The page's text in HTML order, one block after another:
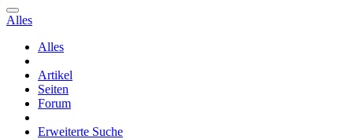
Alles
Alles
Artikel
Seiten
Forum
Erweiterte Suche